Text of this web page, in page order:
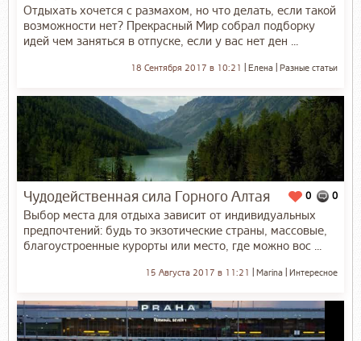
Отдыхать хочется с размахом, но что делать, если такой
возможности нет? Прекрасный Мир собрал подборку
идей чем заняться в отпуске, если у вас нет ден ...
Разные статьи
Елена
18 Сентября 2017 в 10:21
0
0
Чудодейственная сила Горного Алтая
Выбор места для отдыха зависит от индивидуальных
предпочтений: будь то экзотические страны, массовые,
благоустроенные курорты или место, где можно вос ...
Интересное
Marina
15 Августа 2017 в 11:21